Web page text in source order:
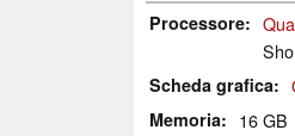
Processore
Scheda grafica
Memoria 16 GB